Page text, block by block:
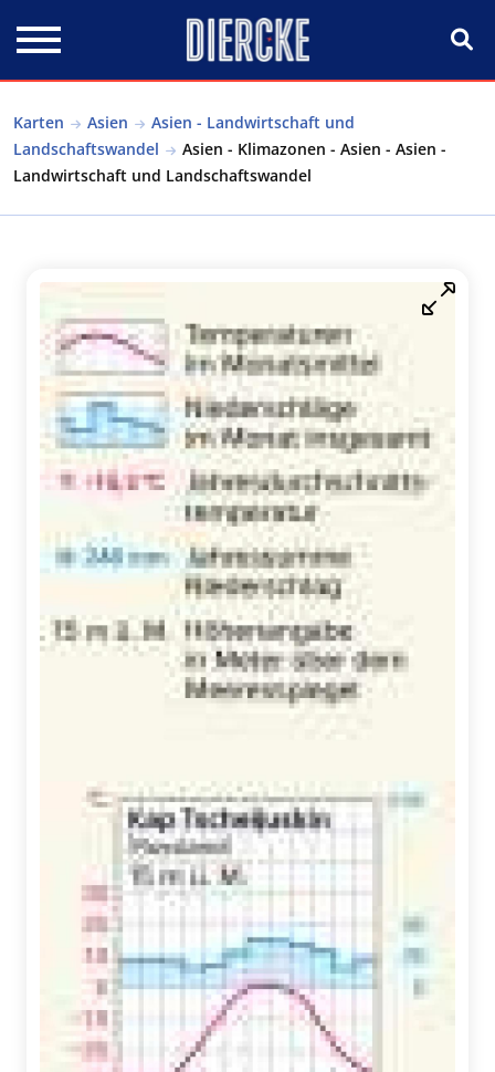
Karten Asien
Asien - Landwirtschaft und
Landschaftswandel
Asien - Klimazonen - Asien - Asien -
Landwirtschaft und Landschaftswandel